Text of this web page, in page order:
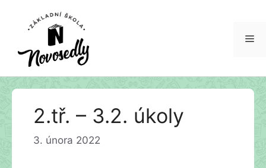
Přeskočit
2.tř. – 3.2. úkoly
3. února 2022